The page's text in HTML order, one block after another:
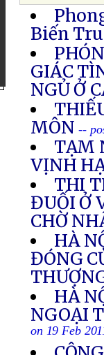
Biến
GIÁC
NGỦ Ở
MÔN--
TẠM
VỊNH
THI
ĐUỐI Ở
CHỜ
HÀ
ĐÓNG
HÀ
NGOẠI
on 19 Feb